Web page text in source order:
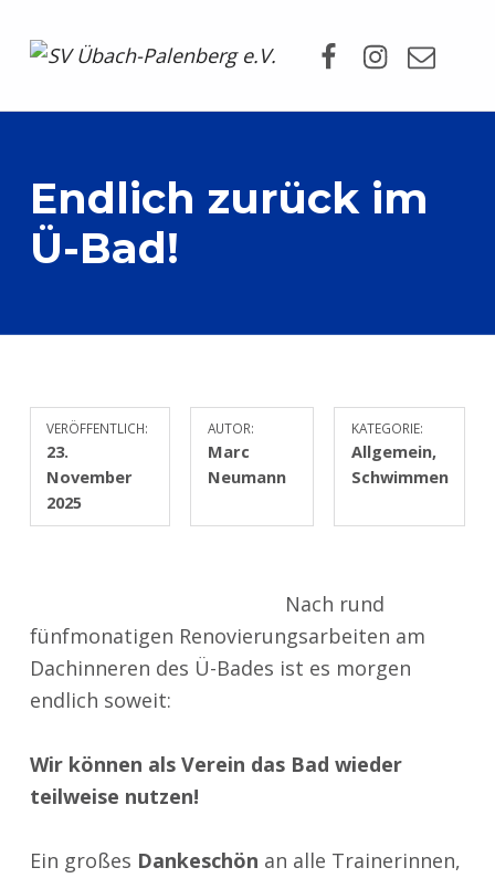
Endlich zurück im
Ü-Bad!
VERÖFFENTLICH:
23.
November
2025
AUTOR:
Marc
Neumann
KATEGORIE:
Allgemein,
Schwimmen
Nach rund
fünfmonatigen Renovierungsarbeiten am
Dachinneren des Ü-Bades ist es morgen
endlich soweit:
Wir können als Verein das Bad wieder
teilweise nutzen!
Ein großes Dankeschön an alle Trainerinnen,